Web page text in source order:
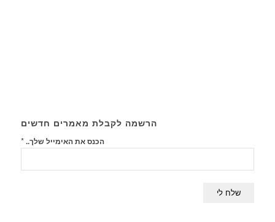
הרשמה לקבלת מאמרים חדשים
הכנס את האימייל שלך..*